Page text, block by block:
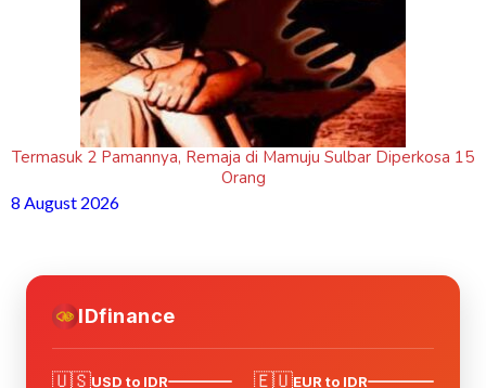
Termasuk 2 Pamannya, Remaja di Mamuju Sulbar Diperkosa 15
Orang
8 August 2026
IDfinance
🇺🇸USD to IDR 🇪🇺EUR to IDR